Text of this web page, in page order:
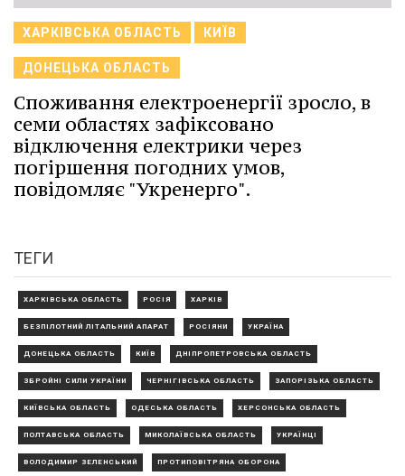
ХАРКІВСЬКА ОБЛАСТЬ КИЇВ
ДОНЕЦЬКА ОБЛАСТЬ
Споживання електроенергії зросло, в
семи областях зафіксовано
відключення електрики через
погіршення погодних умов,
повідомляє "Укренерго".
ТЕГИ
ХАРКІВСЬКА ОБЛАСТЬ РОСІЯ ХАРКІВ
БЕЗПІЛОТНИЙ ЛІТАЛЬНИЙ АПАРАТ РОСІЯНИ УКРАЇНА
ДОНЕЦЬКА ОБЛАСТЬ КИЇВ ДНІПРОПЕТРОВСЬКА ОБЛАСТЬ
ЗБРОЙНІ СИЛИ УКРАЇНИ ЧЕРНІГІВСЬКА ОБЛАСТЬ ЗАПОРІЗЬКА ОБЛАСТЬ
КИЇВСЬКА ОБЛАСТЬ ОДЕСЬКА ОБЛАСТЬ ХЕРСОНСЬКА ОБЛАСТЬ
ПОЛТАВСЬКА ОБЛАСТЬ МИКОЛАЇВСЬКА ОБЛАСТЬ УКРАЇНЦІ
ВОЛОДИМИР ЗЕЛЕНСЬКИЙ ПРОТИПОВІТРЯНА ОБОРОНА